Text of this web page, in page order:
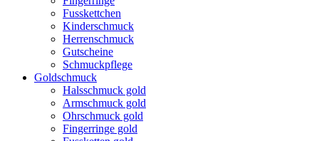
Fusskettchen
Kinderschmuck
Herrenschmuck
Gutscheine
Schmuckpflege
Goldschmuck
Halsschmuck gold
Armschmuck gold
Ohrschmuck gold
Fingerringe gold